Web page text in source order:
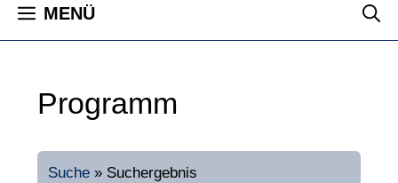
MENÜ
Programm
Suche » Suchergebnis